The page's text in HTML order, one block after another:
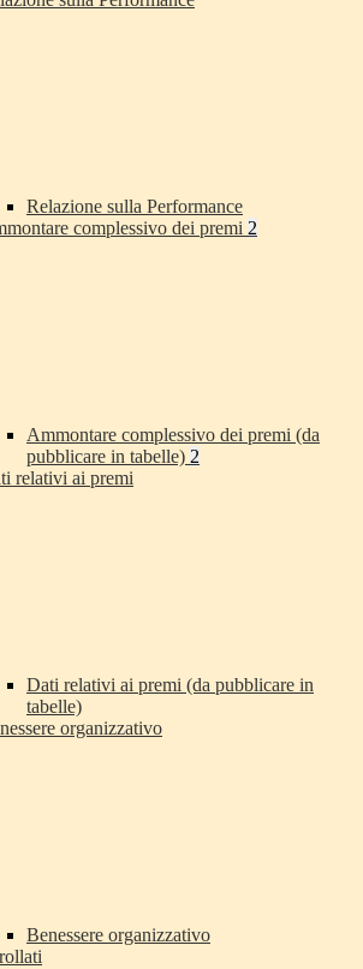
Relazione sulla Performance
complessivo dei premi 2
Ammontare complessivo dei premi (da
pubblicare in tabelle) 2
relativi ai premi
Dati relativi ai premi (da pubblicare in
tabelle)
organizzativo
Benessere organizzativo